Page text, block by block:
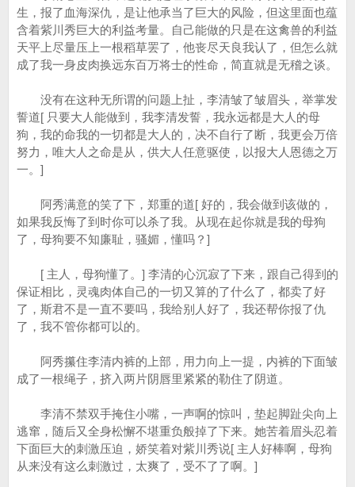
生，报了血海深仇，是让他承当了巨大的风险，但这里面也蕴
含着紫川秀巨大的利益考量。自己能做的只是在这禽兽的利益
天平上尽量压上一根稻草罢了，他丧尽天良我认了，但怎么就
成了我一身皮肉换远东百万将士的性命，简直就是无稽之谈。
没有在这种无所谓的问题上扯，李清皱了皱眉头，举掌发
誓道[ 只要大人能做到，我李清发誓，我永远都是大人的母
狗，我的命我的一切都是大人的，决不自行了断，我更会万倍
努力，唯大人之命是从，供大人任意驱使，以报大人恩德之万
一。]
阿秀满意的笑了下，郑重的道[ 好的，我会做到该做的，
如果我反悔了到时你可以杀了我。从现在起你就是我的母狗
了，母狗要不知廉耻，骚媚，懂吗？]
[ 主人，母狗懂了。] 李清的心沉寂了下来，跟自己得到的
保证相比，灵魂肉体自己的一切又算的了什么了，都卖了好
了，斯君不是一直不要吗，我给别人好了，我还帮你报了仇
了，我不管你都可以的。
阿秀攥住李清内裤的上部，用力向上一提，内裤的下面皱
成了一根绳子，挤入两片阴唇里紧紧的勒住了阴道。
李清不禁双手掩住小嘴，一声啊的惊叫，垫起脚趾尖向上
逃窜，随后又全身松懈不堪重负般掉了下来。她苦着眉头忍着
下面巨大的刺激压迫，娇笑着对紫川秀说[ 主人好棒啊，母狗
从来没有这么刺激过，太爽了，受不了了啊。]